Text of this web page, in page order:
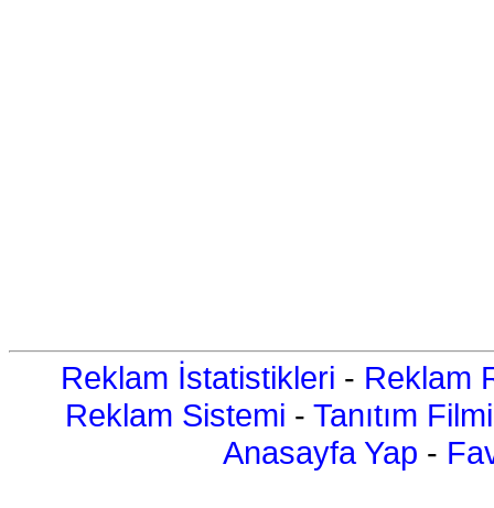
Reklam İstatistikleri - Reklam
Reklam Sistemi - Tanıtım Filmi
Anasayfa Yap -